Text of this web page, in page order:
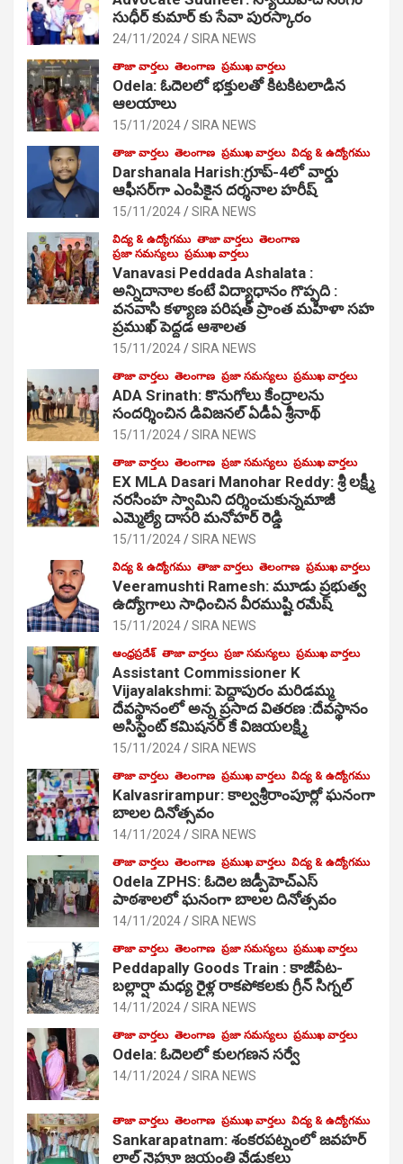
సుధీర్ కుమార్ కు సేవా పురస్కారం
24/11/2024 SIRA NEWS
తాజా వార్తలు తెలంగాణ ప్రముఖ వార్తలు
Odela: ఓదెల‌లో భక్తులతో కిటకిటలాడిన
ఆల‌యాలు
15/11/2024 SIRA NEWS
తాజా వార్తలు తెలంగాణ ప్రముఖ వార్తలు విద్య & ఉద్యోగము
Darshanala Harish:గ్రూప్-4లో వార్డు
ఆఫీసర్‌గా ఎంపికైన దర్శనాల హరీష్
15/11/2024 SIRA NEWS
విద్య & ఉద్యోగము తాజా వార్తలు తెలంగాణ
ప్రజా సమస్యలు ప్రముఖ వార్తలు
Vanavasi Peddada Ashalata :
అన్నిదానాల కంటే విద్యాధానం గొప్పది :
వనవాసి కళ్యాణ పరిషత్ ప్రాంత మహిళా సహ
ప్రముఖ్ పెద్దడ ఆశాలత
15/11/2024 SIRA NEWS
తాజా వార్తలు తెలంగాణ ప్రజా సమస్యలు ప్రముఖ వార్తలు
ADA Srinath: కొనుగోలు కేంద్రాల‌ను
సంద‌ర్శించిన డివిజనల్ ఏడీఏ శ్రీనాథ్
15/11/2024 SIRA NEWS
తాజా వార్తలు తెలంగాణ ప్రజా సమస్యలు ప్రముఖ వార్తలు
EX MLA Dasari Manohar Reddy: శ్రీ లక్ష్మీ
నరసింహ స్వామిని దర్శించుకున్నమాజీ
ఎమ్మెల్యే దాసరి మనోహర్ రెడ్డి
15/11/2024 SIRA NEWS
విద్య & ఉద్యోగము తాజా వార్తలు తెలంగాణ ప్రముఖ వార్తలు
Veeramushti Ramesh: మూడు ప్రభుత్వ
ఉద్యోగాలు సాధించిన వీరముష్టి రమేష్
15/11/2024 SIRA NEWS
ఆంధ్రప్రదేశ్ తాజా వార్తలు ప్రజా సమస్యలు ప్రముఖ వార్తలు
Assistant Commissioner K
Vijayalakshmi: పెద్దాపురం మరిడమ్మ
దేవస్థానంలో అన్న ప్రసాద వితరణ :దేవస్థానం
అసిస్టెంట్ కమిషనర్ కే విజయలక్ష్మి
15/11/2024 SIRA NEWS
తాజా వార్తలు తెలంగాణ ప్రముఖ వార్తలు విద్య & ఉద్యోగము
Kalvasrirampur: కాల్వశ్రీరాంపూర్లో ఘనంగా
బాలల దినోత్సవం
14/11/2024 SIRA NEWS
తాజా వార్తలు తెలంగాణ ప్రముఖ వార్తలు విద్య & ఉద్యోగము
Odela ZPHS: ఓదెల జ‌డ్పీహెచ్ఎస్
పాఠ‌శాల‌లో ఘనంగా బాలల దినోత్సవం
14/11/2024 SIRA NEWS
తాజా వార్తలు తెలంగాణ ప్రజా సమస్యలు ప్రముఖ వార్తలు
Peddapally Goods Train : కాజీపేట-
బల్లార్షా మధ్య రైళ్ల రాకపోకలకు గ్రీన్ సిగ్నల్
14/11/2024 SIRA NEWS
తాజా వార్తలు తెలంగాణ ప్రజా సమస్యలు ప్రముఖ వార్తలు
Odela: ఓదెలలో కులగణన సర్వే
14/11/2024 SIRA NEWS
తాజా వార్తలు తెలంగాణ ప్రముఖ వార్తలు విద్య & ఉద్యోగము
Sankarapatnam: శంకరపట్నంలో జవహర్
లాల్ నెహ్రూ జయంతి వేడుకలు